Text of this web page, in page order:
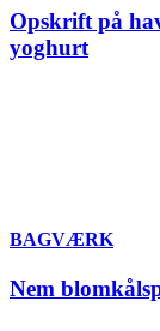
Opskrift på
yoghurt
BAGVÆRK
Nem